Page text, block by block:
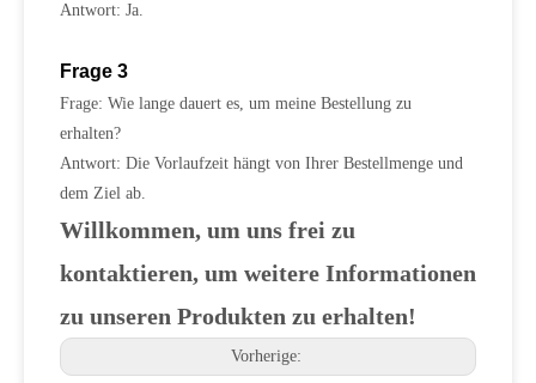
Antwort: Ja.
Frage 3
Frage: Wie lange dauert es, um meine Bestellung zu
erhalten?
Antwort: Die Vorlaufzeit hängt von Ihrer Bestellmenge und
dem Ziel ab.
Willkommen, um uns frei zu
kontaktieren, um weitere Informationen
zu unseren Produkten zu erhalten!
Vorherige: